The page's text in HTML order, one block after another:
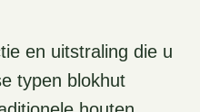
en uitstraling die u
typen blokhut